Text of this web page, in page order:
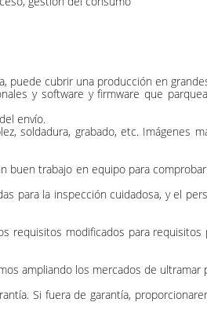
puede cubrir una producción en
y software y firmware que
envío.
soldadura, grabado, etc. Imágenes
trabajo en equipo para
para la inspección cuidadosa, y el
modificados para
ampliando los mercados de
Si fuera de garantía,